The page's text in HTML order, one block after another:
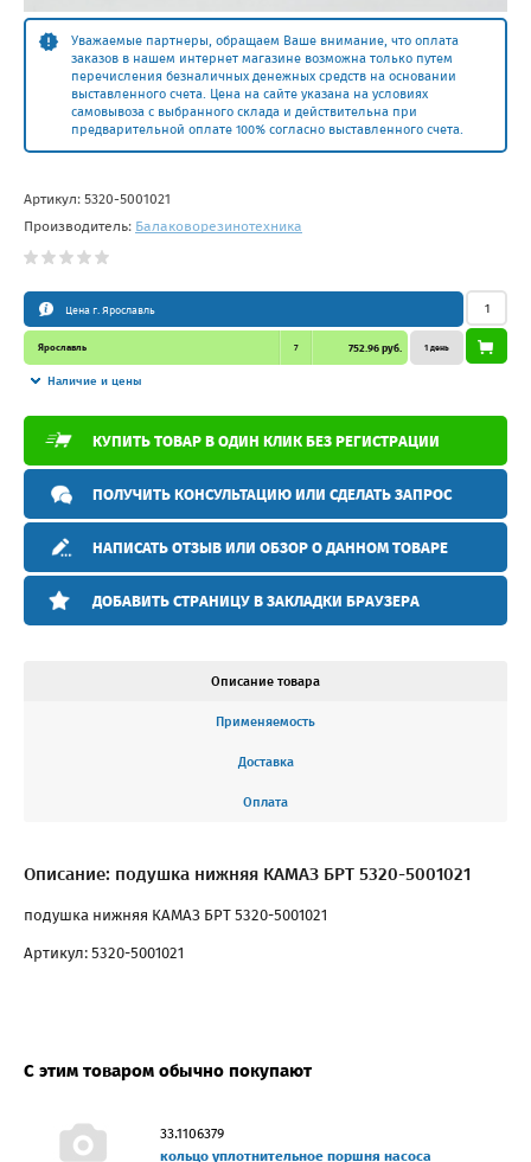
Уважаемые партнеры, обращаем Ваше внимание, что оплата
заказов в нашем интернет магазине возможна только путем
перечисления безналичных денежных средств на основании
выставленного счета. Цена на сайте указана на условиях
самовывоза с выбранного склада и действительна при
предварительной оплате 100% согласно выставленного счета.
Артикул: 5320-5001021
Производитель: Балаковорезинотехника
Цена г. Ярославль
Ярославль 7 752.96 руб.
Наличие и цены
1 день
КУПИТЬ ТОВАР В ОДИН КЛИК БЕЗ РЕГИСТРАЦИИ
ПОЛУЧИТЬ КОНСУЛЬТАЦИЮ ИЛИ СДЕЛАТЬ ЗАПРОС
НАПИСАТЬ ОТЗЫВ ИЛИ ОБЗОР О ДАННОМ ТОВАРЕ
ДОБАВИТЬ СТРАНИЦУ В ЗАКЛАДКИ БРАУЗЕРА
Описание товара
Применяемость
Доставка
Оплата
Описание: подушка нижняя КАМАЗ БРТ 5320-5001021
подушка нижняя КАМАЗ БРТ 5320-5001021
Артикул: 5320-5001021
С этим товаром обычно покупают
33.1106379
кольцо уплотнительное поршня насоса